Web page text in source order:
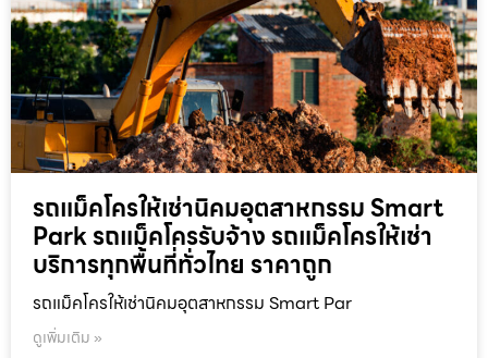
รถแม็คโครให้เช่านิคมอุตสาหกรรม Smart
Park รถแม็คโครรับจ้าง รถแม็คโครให้เช่า
บริการทุกพื้นที่ทั่วไทย ราคาถูก
รถแม็คโครให้เช่านิคมอุตสาหกรรม Smart Par
ดูเพิ่มเติม »